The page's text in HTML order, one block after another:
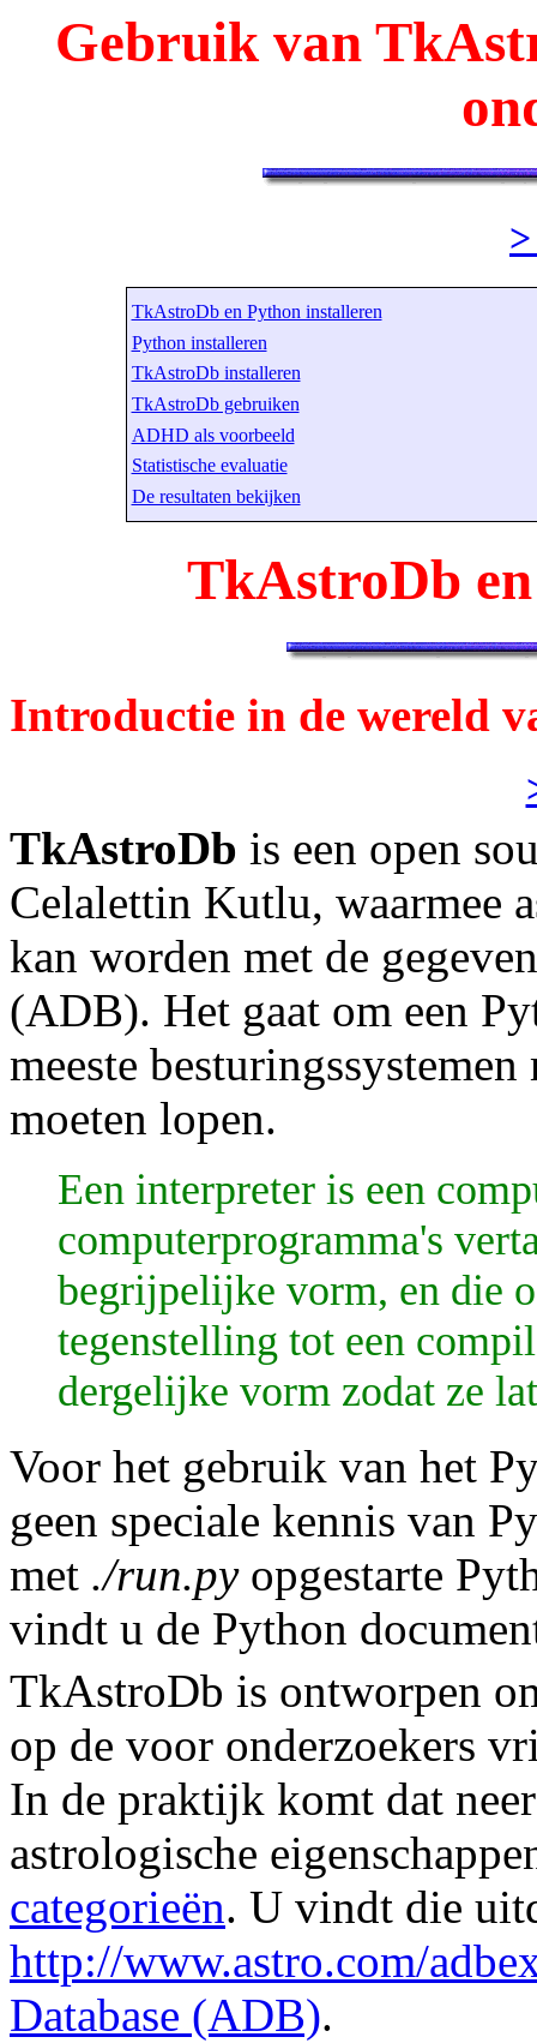
Gebruik van
TkAstroDb en Python installeren
Python installeren
TkAstroDb installeren
TkAstroDb gebruiken
ADHD als voorbeeld
Statistische evaluatie
De resultaten bekijken
TkAstroDb
Introductie in de wereld
TkAstroDb is een open
Celalettin Kutlu, waarmee
kan worden met de
(ADB). Het gaat om een
meeste
moeten lopen.
Een interpreter is een
computerprogramma's
begrijpelijke vorm, en die
tegenstelling tot een
dergelijke vorm zodat ze
Voor het gebruik van het
geen speciale kennis van
met ./run.pyopgestarte
vindt u de Python
TkAstroDb is ontworpen
op de voor onderzoekers
In de praktijk komt dat
astrologische
categorieën. U vindt die
http://www.astro.com/
Database (ADB).